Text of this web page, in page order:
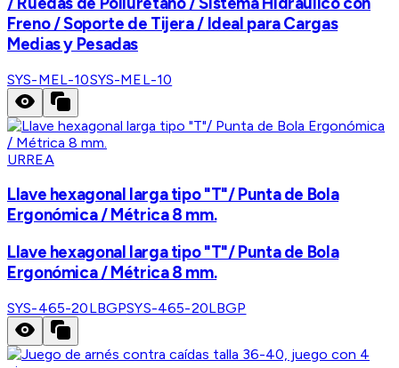
Freno / Soporte de Tijera / Ideal para Cargas
Medias y Pesadas
SYS-MEL-10SYS-MEL-10
URREA
Llave hexagonal larga tipo "T"/ Punta de Bola
Ergonómica / Métrica 8 mm.
Llave hexagonal larga tipo "T"/ Punta de Bola
Ergonómica / Métrica 8 mm.
SYS-465-20LBGPSYS-465-20LBGP